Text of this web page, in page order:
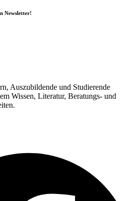
Newsletter!
Auszubildende und Studierende
Wissen, Literatur, Beratungs- und